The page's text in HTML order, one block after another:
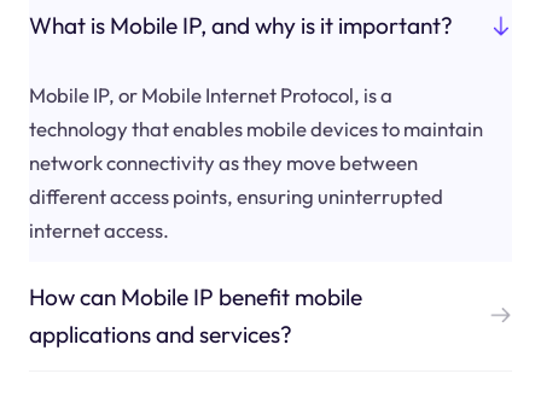
What is Mobile IP, and why is it important?
Mobile IP, or Mobile Internet Protocol, is a
technology that enables mobile devices to maintain
network connectivity as they move between
different access points, ensuring uninterrupted
internet access.
How can Mobile IP benefit mobile
applications and services?